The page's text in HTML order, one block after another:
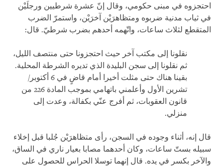
احتجزوه في مبنى حكومي، وقال إنّ عشرة شرطيين ورجلَيْن
في ثياب مدنية ضربوه ومتظاهرَيْن آخرَيْن، واستمرّ الضرب
المتقطع لثلاث ساعات، واتّهمه أحدهم بضرب شرطيّ. قال:
نقلونا إلى مكتب آخر حيث احتجزونا حتى منتصف الليل،
ثم نقلونا إلى سجن البليدة الذي تديره الشرطة المحلية.
بقينا هناك حتى مثلت أخيرا أمام قاضٍ في 6 أكتوبر/
تشرين الأول وأعلمني باتهامي بموجب المادة 226 من
قانون العقوبات، ثم أفرج عنّي بكفالة، وعدت إلى
منزلي.
قال إنه، أثناء وجوده في السجن، رأى متظاهرَيْن جُلبا قبل إخلاء
سبيله بستّ ساعات، وكان أحدهما مصابا بعيار ناري في الساق،
والآخر بكسر في يده. قال إنهما توسلا الحراس للحصول على